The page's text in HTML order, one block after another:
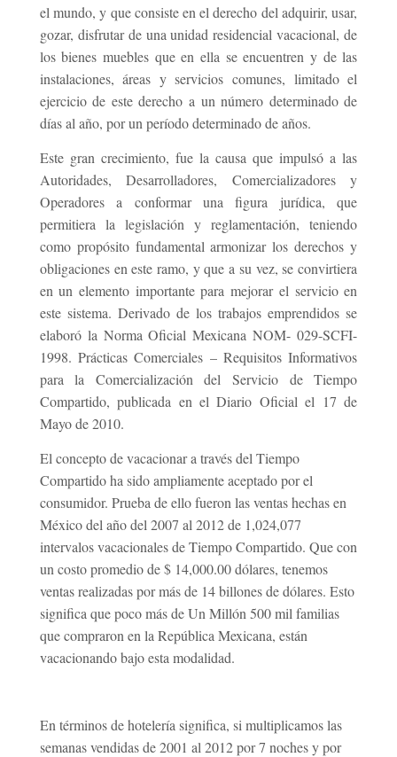
el mundo, y que consiste en el derecho del adquirir, usar,
gozar, disfrutar de una unidad residencial vacacional, de
los bienes muebles que en ella se encuentren y de las
instalaciones, áreas y servicios comunes, limitado el
ejercicio de este derecho a un número determinado de
días al año, por un período determinado de años.
Este gran crecimiento, fue la causa que impulsó a las
Autoridades, Desarrolladores, Comercializadores y
Operadores a conformar una figura jurídica, que
permitiera la legislación y reglamentación, teniendo
como propósito fundamental armonizar los derechos y
obligaciones en este ramo, y que a su vez, se convirtiera
en un elemento importante para mejorar el servicio en
este sistema. Derivado de los trabajos emprendidos se
elaboró la Norma Oficial Mexicana NOM- 029-SCFI-
1998. Prácticas Comerciales – Requisitos Informativos
para la Comercialización del Servicio de Tiempo
Compartido, publicada en el Diario Oficial el 17 de
Mayo de 2010.
El concepto de vacacionar a través del Tiempo
Compartido ha sido ampliamente aceptado por el
consumidor. Prueba de ello fueron las ventas hechas en
México del año del 2007 al 2012 de 1,024,077
intervalos vacacionales de Tiempo Compartido. Que con
un costo promedio de $ 14,000.00 dólares, tenemos
ventas realizadas por más de 14 billones de dólares. Esto
significa que poco más de Un Millón 500 mil familias
que compraron en la República Mexicana, están
vacacionando bajo esta modalidad.
En términos de hotelería significa, si multiplicamos las
semanas vendidas de 2001 al 2012 por 7 noches y por